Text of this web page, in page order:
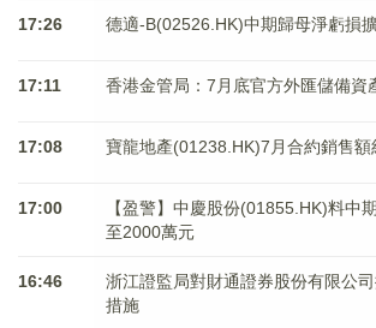
17:26 德適-B(02526.HK)中期歸母淨虧損
17:11 香港金管局：7月底官方外匯儲備資
17:08 寶龍地產(01238.HK)7月合約銷售額
17:00
【盈警】中慶股份(01855.HK)料中
至2000萬元
16:46
浙江證監局對財通證券股份有限公
措施